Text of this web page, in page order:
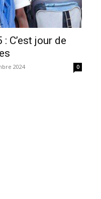
C’est jour de
2024 0